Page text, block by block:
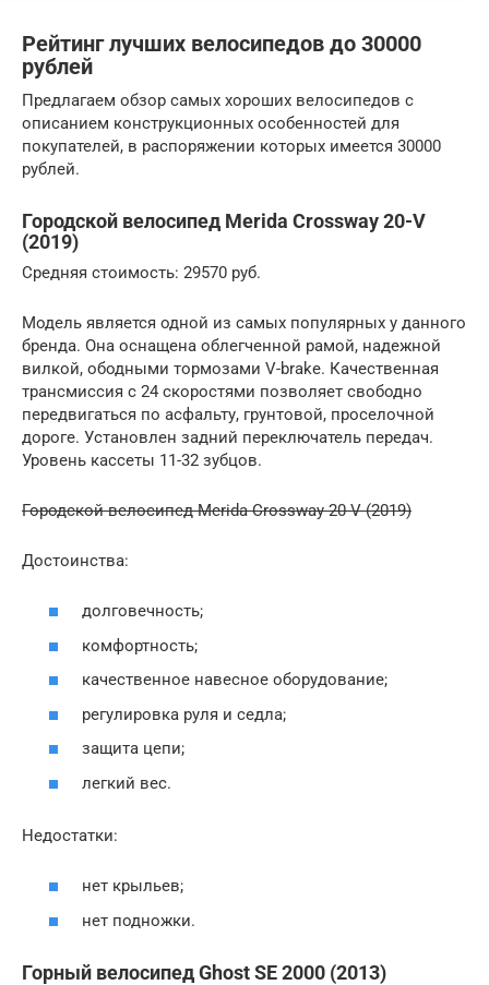
Рейтинг лучших велосипедов до 30000
рублей
Предлагаем обзор самых хороших велосипедов с
описанием конструкционных особенностей для
покупателей, в распоряжении которых имеется 30000
рублей.
Городской велосипед Merida Crossway 20-V
(2019)
Средняя стоимость: 29570 руб.
Модель является одной из самых популярных у данного
бренда. Она оснащена облегченной рамой, надежной
вилкой, ободными тормозами V-brake. Качественная
трансмиссия с 24 скоростями позволяет свободно
передвигаться по асфальту, грунтовой, проселочной
дороге. Установлен задний переключатель передач.
Уровень кассеты 11-32 зубцов.
Городской велосипед Merida Crossway 20-V (2019)
Достоинства:
долговечность;
комфортность;
качественное навесное оборудование;
регулировка руля и седла;
защита цепи;
легкий вес.
Недостатки:
нет крыльев;
нет подножки.
Горный велосипед Ghost SE 2000 (2013)